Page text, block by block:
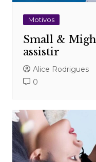
Motivos
Small &
assistir
Alice Rodrigues
0